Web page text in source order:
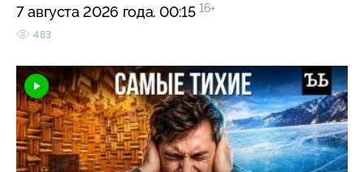
7 августа 2026 года. 00:15 16+
483